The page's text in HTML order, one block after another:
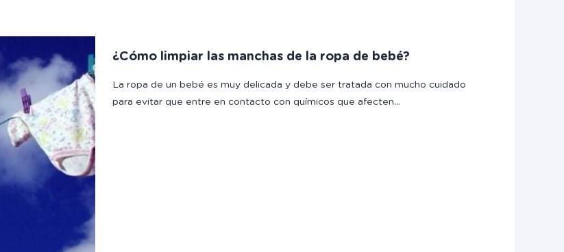
¿Cómo limpiar las manchas de la ropa de bebé?
La ropa de un bebé es muy delicada y debe ser tratada con mucho cuidado
para evitar que entre en contacto con químicos que afecten…